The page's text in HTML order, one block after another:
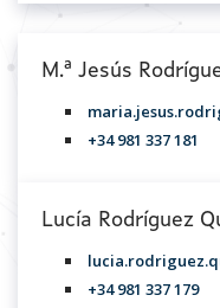
M.ª Jesús
+34 981 337 181
Lucía Rodríguez
+34 981 337 179